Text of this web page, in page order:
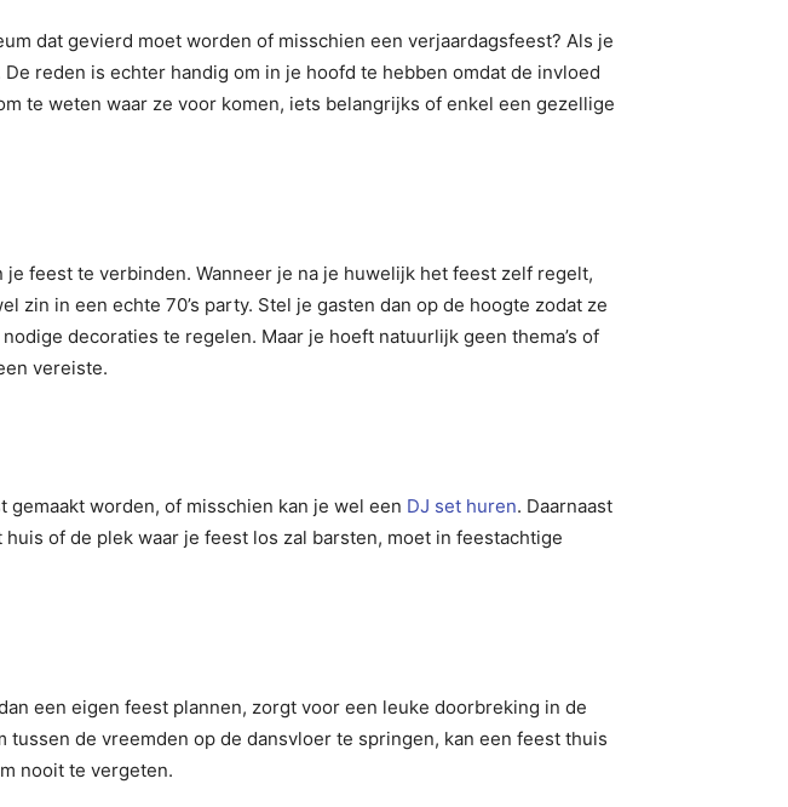
dat gevierd moet worden of misschien een verjaardagsfeest? Als je
reden is echter handig om in je hoofd te hebben omdat de invloed
te weten waar ze voor komen, iets belangrijks of enkel een gezellige
feest te verbinden. Wanneer je na je huwelijk het feest zelf regelt,
zin in een echte 70’s party. Stel je gasten dan op de hoogte zodat ze
decoraties te regelen. Maar je hoeft natuurlijk geen thema’s of
vereiste.
gemaakt worden, of misschien kan je wel een DJ set huren. Daarnaast
of de plek waar je feest los zal barsten, moet in feestachtige
een eigen feest plannen, zorgt voor een leuke doorbreking in de
de vreemden op de dansvloer te springen, kan een feest thuis
nooit te vergeten.